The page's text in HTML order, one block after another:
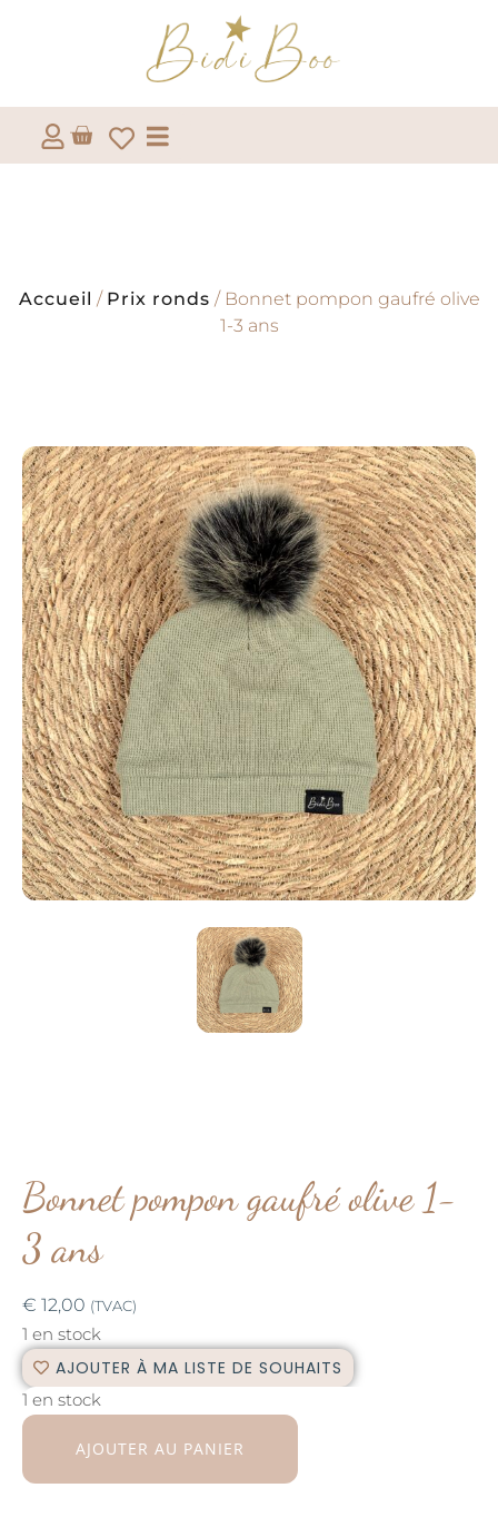
Accueil / Prix ronds / Bonnet pompon gaufré olive
1-3 ans
Bonnet pompon gaufré olive 1-
3 ans
€ 12,00 (TVAC)
1 en stock
AJOUTER À MA LISTE DE SOUHAITS
1 en stock
AJOUTER AU PANIER